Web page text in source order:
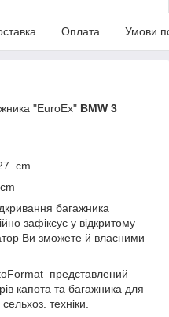
Оплата Умови
"EuroEx" BMW 3
cm
багажника
зафіксує у відкритому
Ви зможете й власними
представлений
капота та багажника для
техніки.